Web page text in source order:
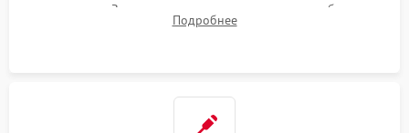
осушителя. Замена изношенных вентиляторов обдува,
сломанных заслонок или поврежденных дверных петель.
Подробнее